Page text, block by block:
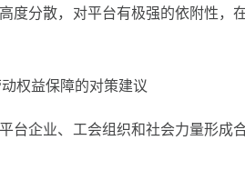
度分散，对平台有极强的依附性，
权益保障的对策建议
台企业、工会组织和社会力量形成